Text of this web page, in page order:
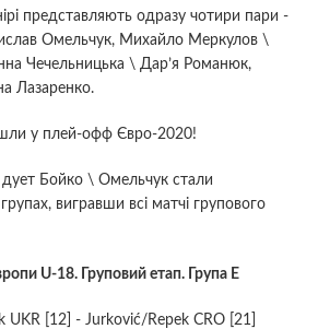
представляють одразу чотири пари -
Омельчук, Михайло Меркулов \
Чечельницька \ Дар’я Романюк,
Лазаренко.
у плей-офф Євро-2020!
дует Бойко \ Омельчук стали
вигравши всі матчі групового
U-18. Груповий етап. Група Е
UKR [12] - Jurković/Repek CRO [21]